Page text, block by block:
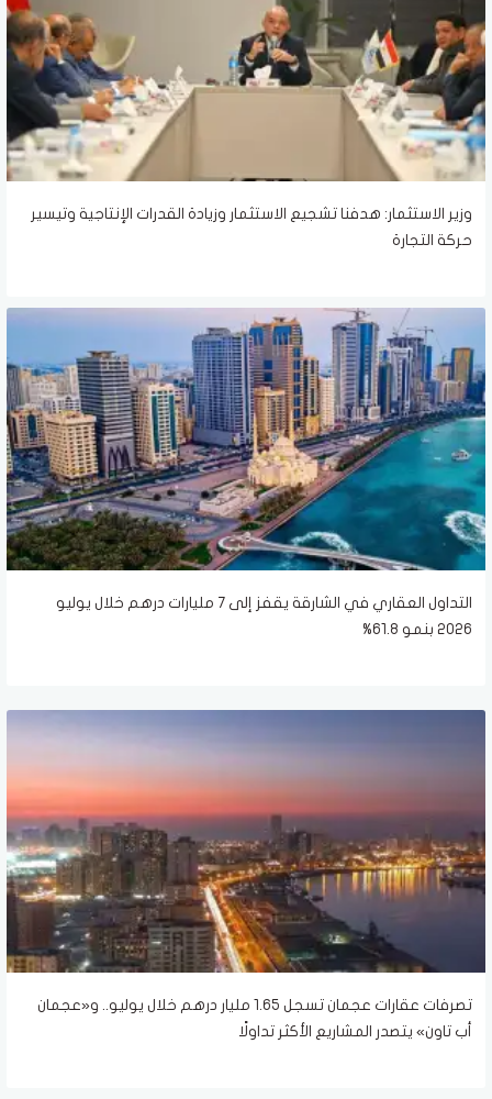
وزير الاستثمار: هدفنا تشجيع الاستثمار وزيادة القدرات الإنتاجية وتيسير
حركة التجارة
التداول العقاري في الشارقة يقفز إلى 7 مليارات درهم خلال يوليو
2026 بنمو 61.8%
تصرفات عقارات عجمان تسجل 1.65 مليار درهم خلال يوليو.. و«عجمان
أب تاون» يتصدر المشاريع الأكثر تداولًا